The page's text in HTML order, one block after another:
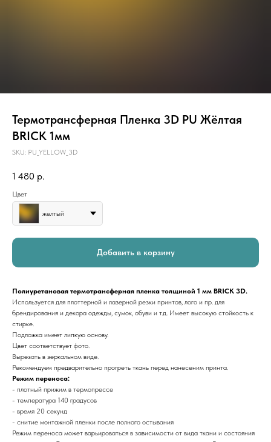
Термотрансферная Пленка 3D PU Жёлтая
BRICK 1мм
SKU: PU_YELLOW_3D
1 480 р.
Цвет
желтый
Добавить в корзину
Полиуретановая термотрансферная пленка толщиной 1 мм BRICK 3D.
Используется для плоттерной и лазерной резки принтов, лого и пр. для
брендирования и декора одежды, сумок, обуви и т.д. Имеет высокую стойкость к
стирке.
Подложка имеет липкую основу.
Цвет соответствует фото.
Вырезать в зеркальном виде.
Рекомендуем предварительно прогреть ткань перед нанесеним принта.
Режим переноса:
- плотный прижим в термопрессе
- температура 140 градусов
- время 20 секунд
- снитие монтажной пленки после полного остывания
Режим переноса может варьироваться в зависимости от вида ткани и состояния